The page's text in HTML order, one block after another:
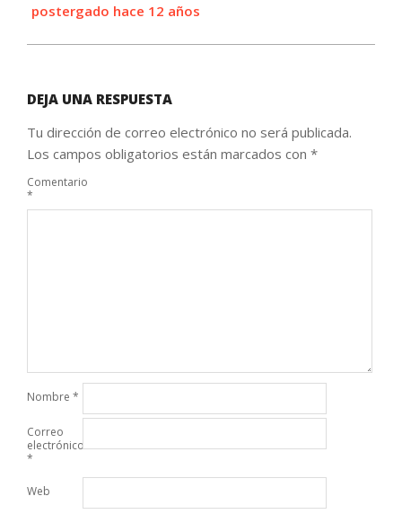
postergado hace 12 años
DEJA UNA RESPUESTA
Tu dirección de correo electrónico no será publicada.
Los campos obligatorios están marcados con *
Comentario
*
Nombre *
Correo
electrónico
*
Web